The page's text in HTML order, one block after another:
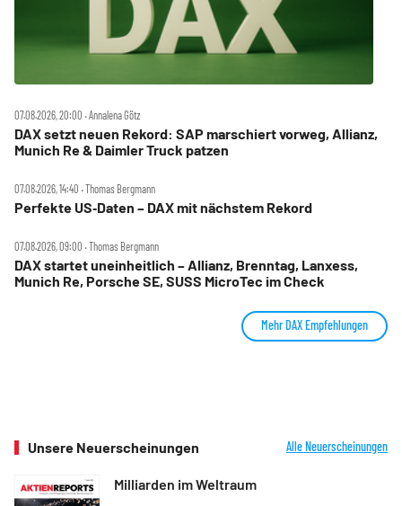
07.08.2026, 20:00 ‧ Annalena Götz
DAX setzt neuen Rekord: SAP marschiert vorweg, Allianz,
Munich Re & Daimler Truck patzen
07.08.2026, 14:40 ‧ Thomas Bergmann
Perfekte US‑Daten – DAX mit nächstem Rekord
07.08.2026, 09:00 ‧ Thomas Bergmann
DAX startet uneinheitlich – Allianz, Brenntag, Lanxess,
Munich Re, Porsche SE, SUSS MicroTec im Check
Mehr DAX Empfehlungen
Unsere Neuerscheinungen Alle Neuerscheinungen
Milliarden im Weltraum